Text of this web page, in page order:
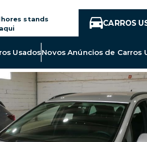
stands
CARROS
UsadosLink
para
Todos
Carros
Usados
Novos Anúncios de Carros